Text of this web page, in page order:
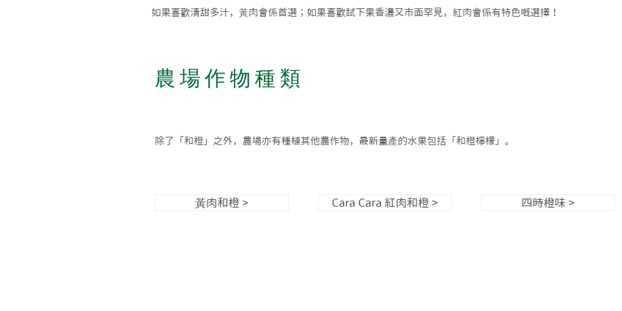
如果喜歡清甜多汁，黃肉會係首選；如果喜歡試下果香濃又市面罕見，紅肉會係有特色嘅選擇！
​農場作物種類
除了「和橙」之外，農場亦有種植其他農作物，最新量產的水果包括「和橙檸檬」。
黃肉和橙 > Cara Cara 紅肉和橙 > 四時橙味 >